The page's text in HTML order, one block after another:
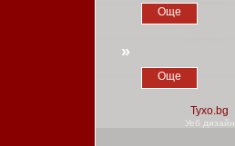
Още
»
Още
Уеб дизайн